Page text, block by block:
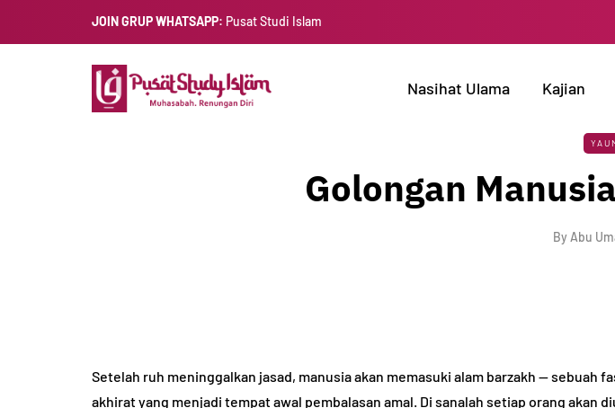
JOIN GRUP WHATSAPP: Pusat Studi Islam
Nasihat Ulama Kajian
Golongan
By Abu
Setelah ruh meninggalkan jasad, manusia akan memasuki alam barzakh — sebuah
akhirat yang menjadi tempat awal pembalasan amal. Di sanalah setiap orang akan